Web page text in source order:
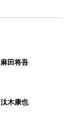
麻田将吾
汰木康也